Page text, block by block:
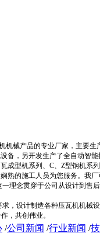
械产品的专业厂家，主要
，另开发生产了全自动智
型机系列、C、Z型钢机
的施工人员为您服务。我
念贯穿于公司从设计到售
计制造各种压瓦机机械
，共创伟业。
/公司新闻 /行业新闻 /